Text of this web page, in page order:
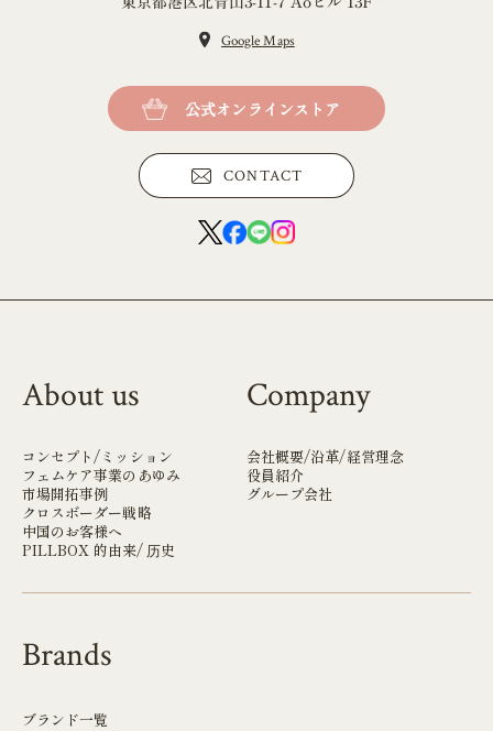
Google Maps
公式オンラインストア
CONTACT
About us
コンセプト/ミッション
フェムケア事業のあゆみ
市場開拓事例
クロスボーダー戦略
中国のお客様へ
PILLBOX 的由来/ 历史
Company
会社概要/沿革/経営理念
役員紹介
グループ会社
Brands
ブランド一覧